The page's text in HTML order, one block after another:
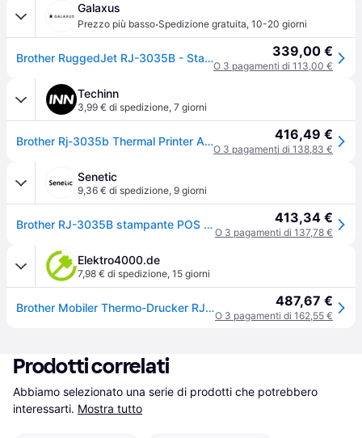
Galaxus
Prezzo più basso·Spedizione gratuita, 10-20 giorni
Brother RuggedJet RJ-3035B - Stampante per ricevute - termica diretta - rotolo (7,9 cm) (Bluetooth, NFC, USB 2.0), Stampante scontrini, Nero 339,00 €
O 3 pagamenti di 113,00 €
Techinn
3,99 € di spedizione, 7 giorni
Brother Rj-3035b Thermal Printer Argento One Size / EU Plug 220V 416,49 €
O 3 pagamenti di 138,83 €
Senetic
9,36 € di spedizione, 9 giorni
Brother RJ-3035B stampante POS 203 x 203 DPI Con cavo e RJ3035BXX1 413,34 €
O 3 pagamenti di 137,78 €
Elektro4000.de
7,98 € di spedizione, 15 giorni
Brother Mobiler Thermo-Drucker RJ-3035B RJ3035BXX1 487,67 €
O 3 pagamenti di 162,55 €
Prodotti correlati
Abbiamo selezionato una serie di prodotti che potrebbero
interessarti. Mostra tutto